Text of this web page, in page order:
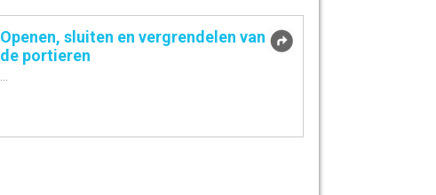
Openen, sluiten en vergrendelen van
de portieren